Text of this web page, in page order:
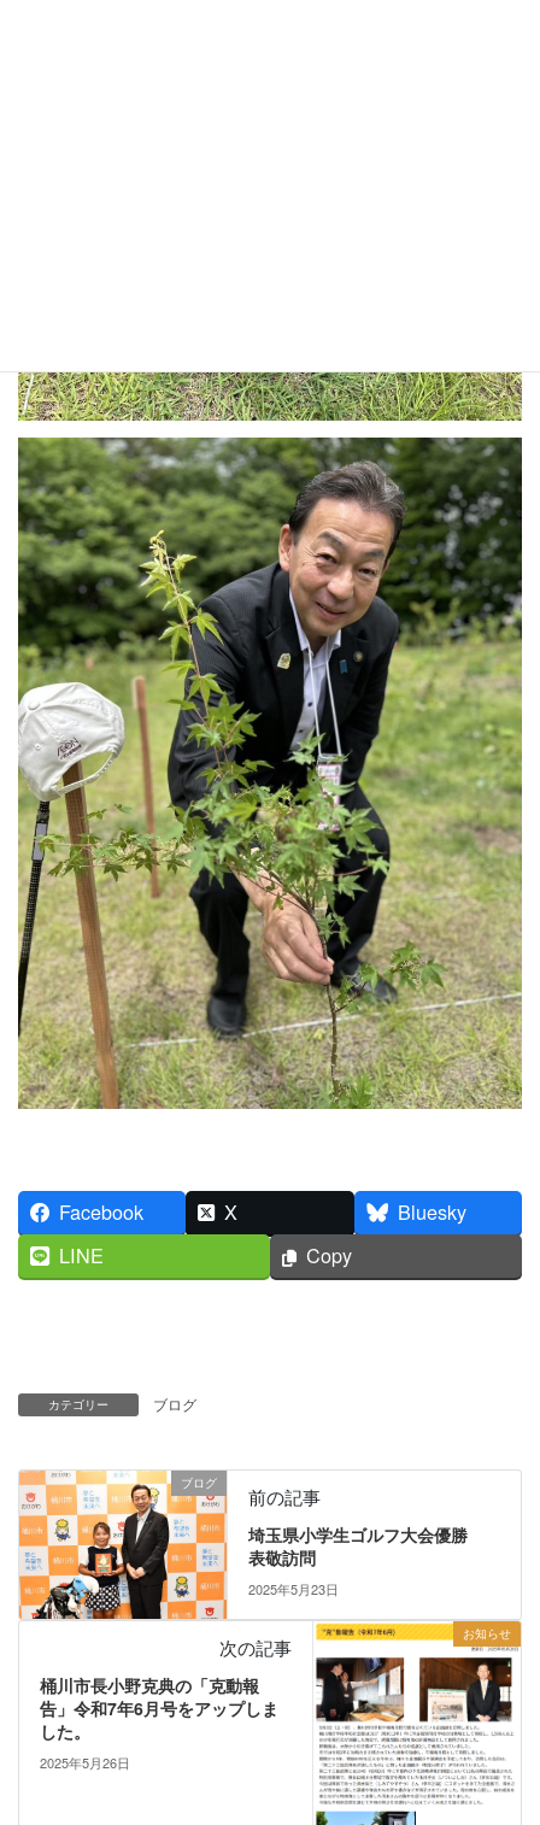
Facebook X
Bluesky
LINE
Copy
カテゴリー ブログ
ブログ
前の記事
埼玉県小学生ゴルフ大会優勝
表敬訪問
2025年5月23日
お知らせ
次の記事
桶川市長小野克典の「克動報
告」令和7年6月号をアップしま
した。
2025年5月26日